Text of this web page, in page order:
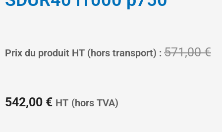
Prix du produit HT (hors transport) : 571,00€
542,00 €
Le
prix
HT (hors TVA)